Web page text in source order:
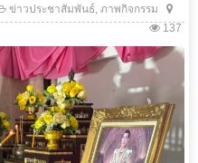
ข่าวประชาสัมพันธ์, ภาพกิจกรรม
137